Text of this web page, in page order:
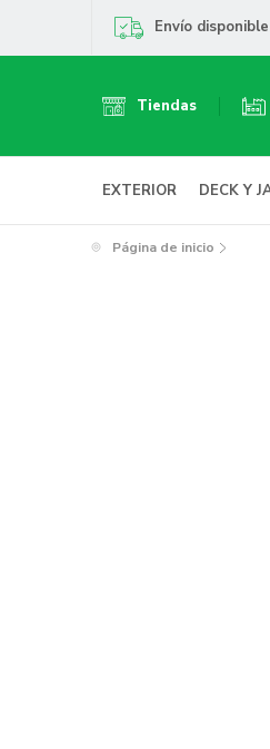
Envío
Tiendas
EXTERIOR DECK Y
Página de inicio